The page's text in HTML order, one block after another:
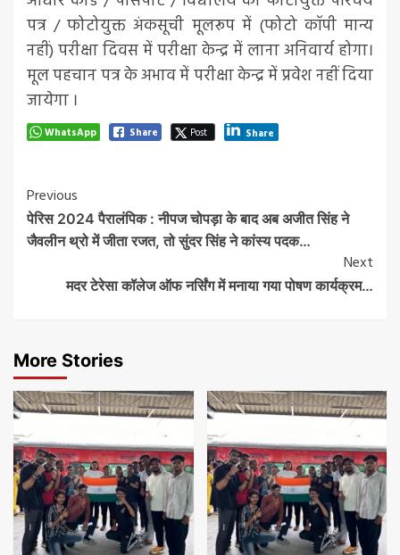
पत्र / फोटोयुक्त अंकसूची मूलरूप में (फोटो कॉपी मान्य
नहीं) परीक्षा दिवस में परीक्षा केन्द्र में लाना अनिवार्य होगा।
मूल पहचान पत्र के अभाव में परीक्षा केन्द्र में प्रवेश नहीं दिया
जायेगा ।
WhatsApp Share Post Share
Post
Navigation
Previous
पेरिस 2024 पैरालंपिक : नीपज चोपड़ा के बाद अब अजीत सिंह ने
जैवलीन थ्रो में जीता रजत, तो सुंदर सिंह ने कांस्य पदक…
Next
मदर टेरेसा कॉलेज ऑफ नर्सिंग में मनाया गया पोषण कार्यक्रम…
More Stories